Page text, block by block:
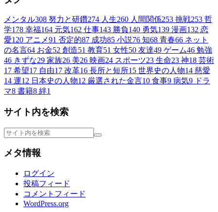
メンタル308 努力と研鑽274 人生260 人間関係253 挑戦253 哲
学178 幸福164 元気162 仕事143 勝負140 勇気139 漫画132 恋
愛120 アニメ91 否定的87 成功85 小説76 知68 青春66 ネット
の名言64 お金52 創造51 教育51 女性50 友達49 ゲーム46 勉強
46 きずな29 家族26 美26 映画24 スポーツ23 生命23 神18 芸術
17 希望17 自由17 改革16 長所と短所15 世界史の人物14 慈愛
14 運12 日本史の人物12 厳選された金言10 食事9 病気9 ドラ
マ8 書籍8 絆1
サイト内を検索
メタ情報
ログイン
投稿フィード
コメントフィード
WordPress.org